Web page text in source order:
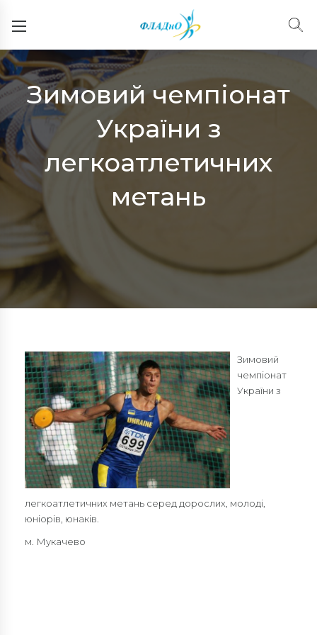
Зимовий чемпіонат
України з
легкоатлетичних
метань
Зимовий
чемпіонат
України з
легкоатлетичних метань серед дорослих, молоді,
юніорів, юнаків.
м. Мукачево
Подія
Navigation